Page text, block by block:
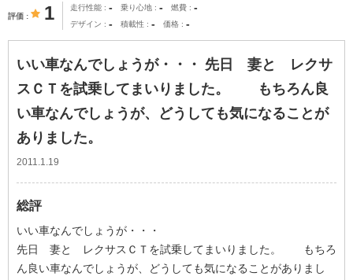
評価 1 走行性能 - 乗り心地 - 燃費 -
デザイン - 積載性 - 価格 -
いい車なんでしょうが・・・ 先日 妻と レクサ
スＣＴを試乗してまいりました。 もちろん良
い車なんでしょうが、どうしても気になることが
ありました。
2011.1.19
総評
いい車なんでしょうが・・・
先日 妻と レクサスＣＴを試乗してまいりました。 もちろ
ん良い車なんでしょうが、どうしても気になることがありまし